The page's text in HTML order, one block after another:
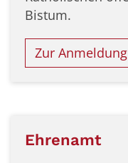
Bistum.
Zur Anmeldung
Ehrenamt